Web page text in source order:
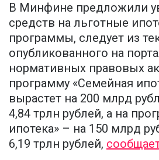
В Минфине предложили
средств на льготные
программы, следует из
опубликованного на
нормативных правовых
программу «Семейная
вырастет на 200 млрд
4,84 трлн рублей, а на
ипотека» – на 150 млрд
6,19 трлн рублей,